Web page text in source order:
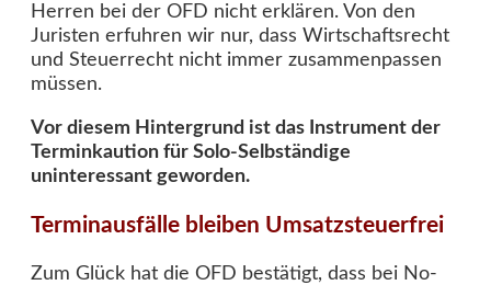
Herren bei der OFD nicht erklären. Von den
Juristen erfuhren wir nur, dass Wirtschaftsrecht
und Steuerrecht nicht immer zusammenpassen
müssen.
Vor diesem Hintergrund ist das Instrument der
Terminkaution für Solo-Selbständige
uninteressant geworden.
Terminausfälle bleiben Umsatzsteuerfrei
Zum Glück hat die OFD bestätigt, dass bei No-